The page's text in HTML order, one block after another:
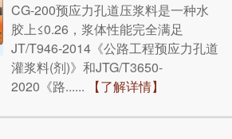
CG-200预应力孔道压浆料是一种水
胶上≤0.26，浆体性能完全满足
JT/T946-2014《公路工程预应力孔道
灌浆料(剂)》和JTG/T3650-
2020《路......
【了解详情】